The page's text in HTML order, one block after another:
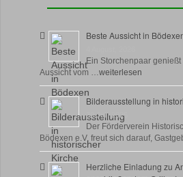
Beste Aussicht in
Ein Storchenpaar
Aussicht vom …weiterlesen
Bilderausstellung in
30 Juli, 2026
Der Förderverein
Bödexen e.V. freut sich darauf,
Herzliche Einladung zu